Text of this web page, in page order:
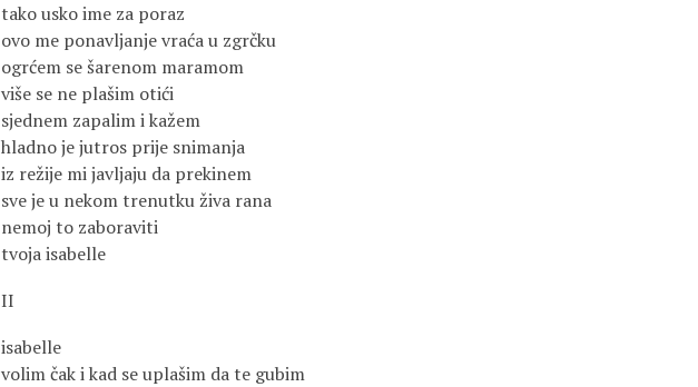
tako usko ime za poraz
ovo me ponavljanje vraća u zgrčku
ogrćem se šarenom maramom
više se ne plašim otići
sjednem zapalim i kažem
hladno je jutros prije snimanja
iz režije mi javljaju da prekinem
sve je u nekom trenutku živa rana
nemoj to zaboraviti
tvoja isabelle
II
isabelle
volim čak i kad se uplašim da te gubim